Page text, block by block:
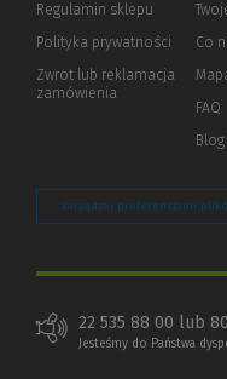
Regulamin sklepu
Polityka prywatności (Nowe
(Link
innej
Zwrot lub reklamacja
zamówienia
Co
FAQ
Blog
Zarządzaj preferencjami
22 535 88 00 lub
Jesteśmy do Państwa